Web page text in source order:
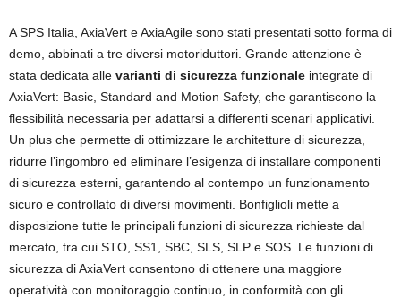
A SPS Italia, AxiaVert e AxiaAgile sono stati presentati sotto forma di
demo, abbinati a tre diversi motoriduttori. Grande attenzione è
stata dedicata alle varianti di sicurezza funzionale integrate di
AxiaVert: Basic, Standard and Motion Safety, che garantiscono la
flessibilità necessaria per adattarsi a differenti scenari applicativi.
Un plus che permette di ottimizzare le architetture di sicurezza,
ridurre l’ingombro ed eliminare l’esigenza di installare componenti
di sicurezza esterni, garantendo al contempo un funzionamento
sicuro e controllato di diversi movimenti. Bonfiglioli mette a
disposizione tutte le principali funzioni di sicurezza richieste dal
mercato, tra cui STO, SS1, SBC, SLS, SLP e SOS. Le funzioni di
sicurezza di AxiaVert consentono di ottenere una maggiore
operatività con monitoraggio continuo, in conformità con gli